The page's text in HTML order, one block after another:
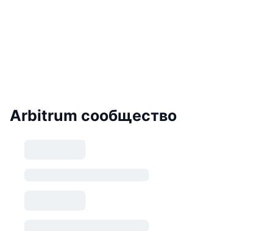
Arbitrum сообщество